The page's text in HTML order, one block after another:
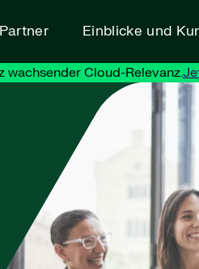
Partner Einblicke und
Cloud-Relevanz.